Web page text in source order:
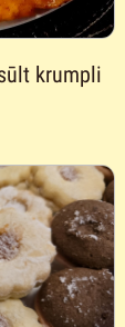
krumpli